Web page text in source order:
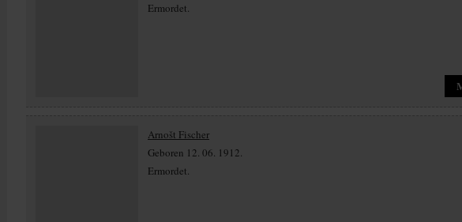
Ermordet.
Arnošt Fischer
Geboren 12. 06. 1912.
Ermordet.